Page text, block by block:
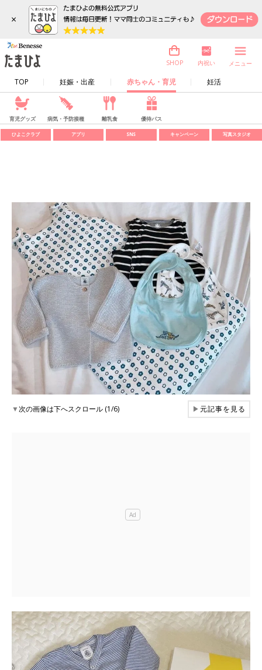
×
TOP 妊娠・出産 赤ちゃん・育児 妊活
SHOP 内祝い メニュー
育児グッズ 病気・予防接種 離乳食 優待パス
ひよこクラブ アプリ SNS キャンペーン 写真スタジオ
▼次の画像は下へスクロール (1/6) ▶元記事を見る